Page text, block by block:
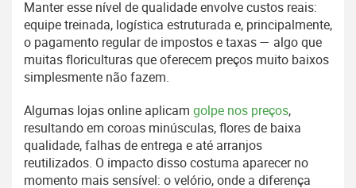
Manter esse nível de qualidade envolve custos reais:
equipe treinada, logística estruturada e, principalmente,
o pagamento regular de impostos e taxas — algo que
muitas floriculturas que oferecem preços muito baixos
simplesmente não fazem.
Algumas lojas online aplicam golpe nos preços,
resultando em coroas minúsculas, flores de baixa
qualidade, falhas de entrega e até arranjos
reutilizados. O impacto disso costuma aparecer no
momento mais sensível: o velório, onde a diferença